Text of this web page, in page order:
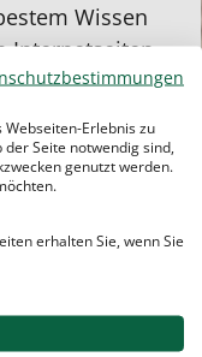
Wissen
Internetseiten
Dritter
für die
und
liegen und
keinen
Sicht Inhalte
oder
Erlebnis zu
Seite notwendig sind,
genutzt werden.
erhalten Sie, wenn Sie